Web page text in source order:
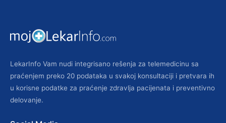
LekarInfo Vam nudi integrisano rešenja za telemedicinu sa
praćenjem preko 20 podataka u svakoj konsultaciji i pretvara ih
u korisne podatke za praćenje zdravlja pacijenata i preventivno
delovanje.